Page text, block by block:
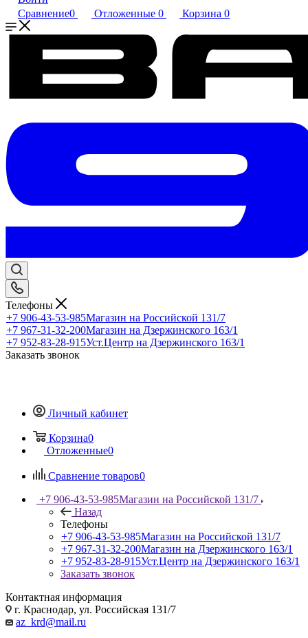
Сравнение0 Отложенные 0 Корзина 0
Телефоны
+7 906-43-53-985Магазин на Российской 131/7
+7 967-31-32-200Магазин на Дзержинского 163/1
+7 952-83-28-915Уст.Центр на Дзержинского 163/1
Заказать звонок
Личный кабинет
Корзина0
Отложенные0
Сравнение товаров0
+7 906-43-53-985Магазин на Российской 131/7
Назад
Телефоны
+7 906-43-53-985Магазин на Российской 131/7
+7 967-31-32-200Магазин на Дзержинского 163/1
+7 952-83-28-915Уст.Центр на Дзержинского 163/1
Заказать звонок
Контактная информация
г. Краснодар, ул. Российская 131/7
az_krd@mail.ru